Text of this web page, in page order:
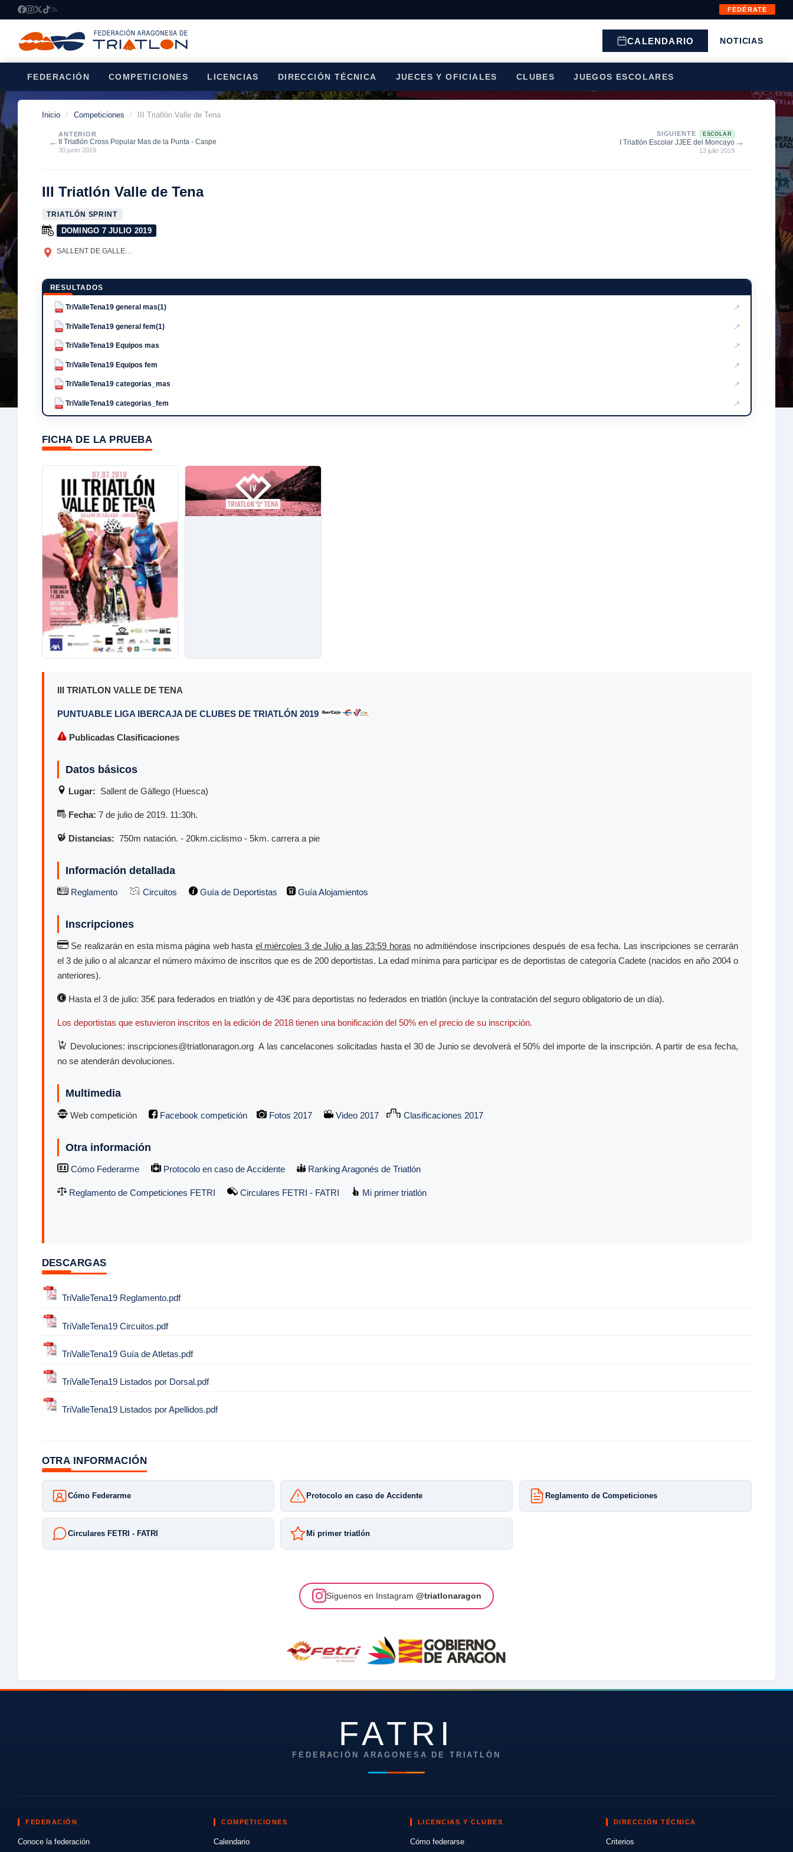
FEDÉRATE
CALENDARIO NOTICIAS
FEDERACIÓN COMPETICIONES LICENCIAS DIRECCIÓN TÉCNICA JUECES Y OFICIALES CLUBES JUEGOS ESCOLARES
Inicio / Competiciones / III Triatlón Valle de Tena
←
ANTERIOR
II Triatlón Cross Popular Mas de la Punta - Caspe
30 junio 2019
SIGUIENTE ESCOLAR
I Triatlón Escolar JJEE del Moncayo
13 julio 2019
→
III Triatlón Valle de Tena
TRIATLÓN SPRINT
DOMINGO 7 JULIO 2019
SALLENT DE GALLEGO
RESULTADOS
PDF TriValleTena19 general mas(1) ↗
PDF TriValleTena19 general fem(1) ↗
PDF TriValleTena19 Equipos mas ↗
PDF TriValleTena19 Equipos fem ↗
PDF TriValleTena19 categorias_mas ↗
PDF TriValleTena19 categorias_fem ↗
FICHA DE LA PRUEBA
III TRIATLON VALLE DE TENA
PUNTUABLE LIGA IBERCAJA DE CLUBES DE TRIATLÓN 2019
Publicadas Clasificaciones
Datos básicos
Lugar: Sallent de Gállego (Huesca)
Fecha: 7 de julio de 2019. 11:30h.
Distancias: 750m natación. - 20km.ciclismo - 5km. carrera a pie
Información detallada
Reglamento Circuitos Guía de Deportistas Guía Alojamientos
Inscripciones
Se realizarán en esta misma página web hasta el miércoles 3 de Julio a las 23:59 horas no admitiéndose inscripciones después de esa fecha. Las inscripciones se cerrarán
el 3 de julio o al alcanzar el número máximo de inscritos que es de 200 deportistas. La edad mínima para participar es de deportistas de categoría Cadete (nacidos en año 2004 o
anteriores).
Hasta el 3 de julio: 35€ para federados en triatlón y de 43€ para deportistas no federados en triatlón (incluye la contratación del seguro obligatorio de un día).
Los deportistas que estuvieron inscritos en la edición de 2018 tienen una bonificación del 50% en el precio de su inscripción.
Devoluciones: inscripciones@triatlonaragon.org A las cancelacones solicitadas hasta el 30 de Junio se devolverá el 50% del importe de la inscripción. A partir de esa fecha,
no se atenderán devoluciones.
Multimedia
Web competición Facebook competición Fotos 2017 Video 2017 Clasificaciones 2017
Otra información
Cómo Federarme Protocolo en caso de Accidente Ranking Aragonés de Triatlón
Reglamento de Competiciones FETRI Circulares FETRI - FATRI Mi primer triatlón
DESCARGAS
TriValleTena19 Reglamento.pdf
TriValleTena19 Circuitos.pdf
TriValleTena19 Guía de Atletas.pdf
TriValleTena19 Listados por Dorsal.pdf
TriValleTena19 Listados por Apellidos.pdf
OTRA INFORMACIÓN
Cómo Federarme Protocolo en caso de Accidente Reglamento de Competiciones
Circulares FETRI - FATRI Mi primer triatlón
Síguenos en Instagram @triatlonaragon
FATRI
FEDERACIÓN ARAGONESA DE TRIATLÓN
FEDERACIÓN
Conoce la federación
COMPETICIONES
Calendario
LICENCIAS Y CLUBES
Cómo federarse
DIRECCIÓN TÉCNICA
Criterios